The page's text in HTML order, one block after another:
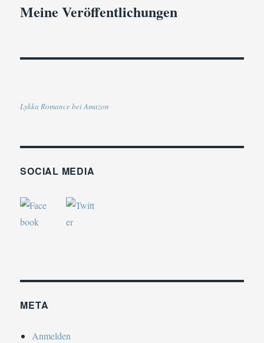
Meine Veröffentlichungen
Lykka Romance bei Amazon
SOCIAL MEDIA
META
Anmelden